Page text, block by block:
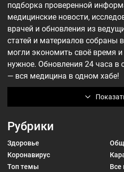
подборка проверенной
медицинские новости,
врачей и обновления из
статей и материалов собраны
могли экономить своё время
нужное. Обновления 24 часа в
— вся медицина в одном хабе!
Рубрики
Здоровье
Коронавирус
Топ темы
Все